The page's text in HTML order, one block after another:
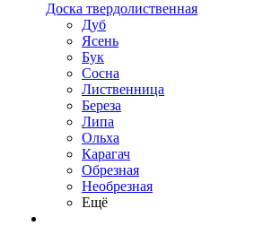
Доска твердолиственная
Дуб
Ясень
Бук
Сосна
Лиственница
Береза
Липа
Ольха
Карагач
Обрезная
Необрезная
Ещё